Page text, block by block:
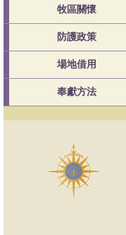
牧區關懷
防護政策
場地借用
奉獻方法